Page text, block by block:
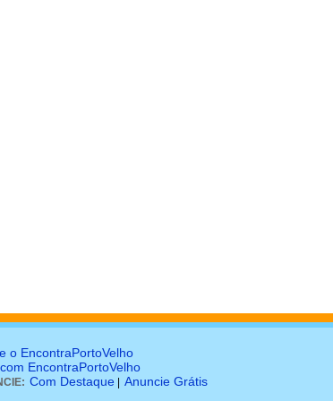
o EncontraPortoVelho
EncontraPortoVelho
Com Destaque Anuncie Grátis